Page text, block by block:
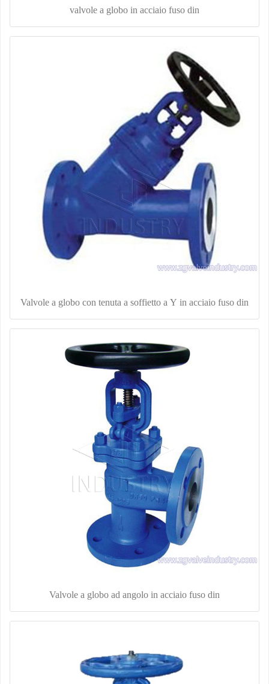
valvole a globo in acciaio fuso din
Valvole a globo con tenuta a soffietto a Y in acciaio fuso din
Valvole a globo ad angolo in acciaio fuso din